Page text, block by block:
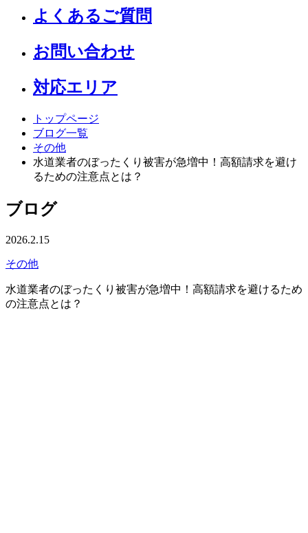
よくあるご質問
お問い合わせ
対応エリア
トップページ
ブログ一覧
その他
水道業者のぼったくり被害が急増中！高額請求を避け
るための注意点とは？
ブログ
2026.2.15
その他
水道業者のぼったくり被害が急増中！高額請求を避けるため
の注意点とは？